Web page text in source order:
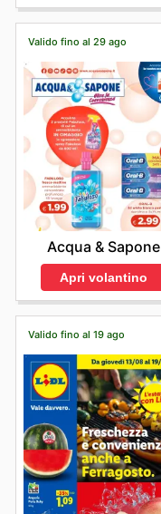
Valido fino al 29 ago
Acqua & Sapone
Apri volantino
Valido fino al 19 ago